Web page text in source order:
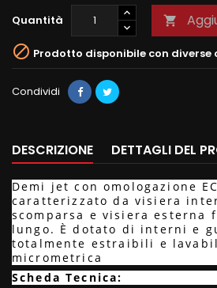
Quantità 
 Prodotto disponibile con diverse
Condividi
DESCRIZIONE DETTAGLI DEL
Demi jet con omologazione
caratterizzato da visiera
scomparsa e visiera esterna
lungo. È dotato di interni e
totalmente estraibili e
micrometrica
Scheda Tecnica: